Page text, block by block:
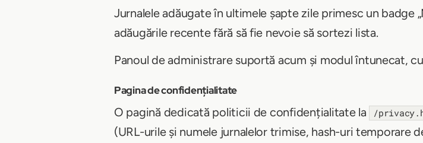
Jurnalele adăugate în ultimele șapte zile primesc un badge
adăugările recente fără să fie nevoie să sortezi lista.
Panoul de administrare suportă acum și modul întunecat,
Pagina de confidențialitate
O pagină dedicată politicii de confidențialitate la /
(URL-urile și numele jurnalelor trimise, hash-uri temporare